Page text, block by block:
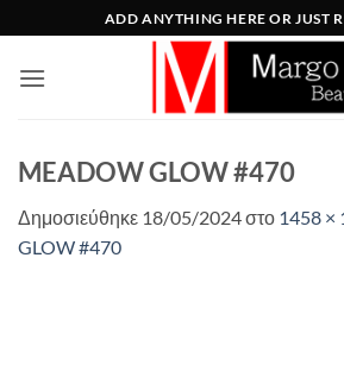
στο
περιεχόμενο
ADD ANYTHING HERE OR JUST
MEADOW GLOW #470
Δημοσιεύθηκε 18/05/2024στο 1458 ×
GLOW #470